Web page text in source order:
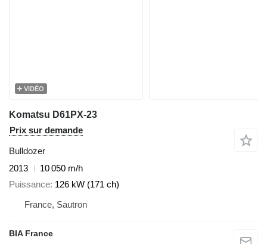
VIDÉO
Komatsu D61PX-23
Prix sur demande
Bulldozer
2013
10 050 m/h
Puissance 126 kW (171 ch)
France, Sautron
BIA France